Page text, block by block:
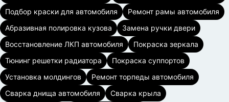
Подбор краски для автомобиля
Ремонт рамы автомобиля
Абразивная полировка кузова
Замена ручки двери
Восстановление ЛКП автомобиля
Покраска зеркала
Тюнинг решетки радиатора
Покраска суппортов
Установка молдингов
Ремонт торпеды автомобиля
Сварка днища автомобиля
Сварка крыла